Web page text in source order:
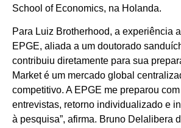
School of Economics, na Holanda.
Para Luiz Brotherhood, a experiência
EPGE, aliada a um doutorado
contribuiu diretamente para sua
Market é um mercado global
competitivo. A EPGE me preparou
entrevistas, retorno individualizado e
à pesquisa”, afirma. Bruno Delalibera